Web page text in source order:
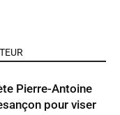
Pierre-Antoine
pour viser